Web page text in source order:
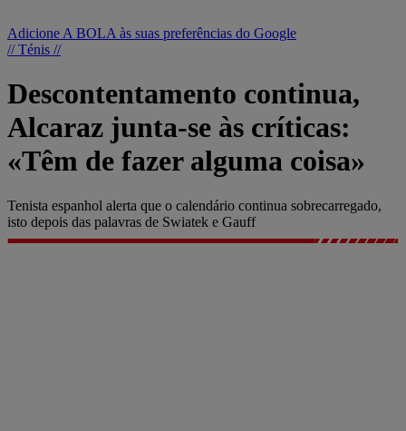
Adicione A BOLA às suas preferências do Google
// Ténis //
Descontentamento continua,
Alcaraz junta-se às críticas:
«Têm de fazer alguma coisa»
Tenista espanhol alerta que o calendário continua sobrecarregado,
isto depois das palavras de Swiatek e Gauff